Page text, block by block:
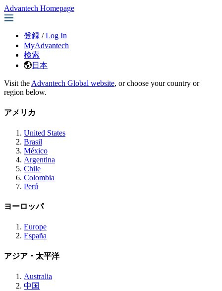
Advantech Homepage
登録 / Log In
MyAdvantech
検索
日本
Visit the Advantech Global website, or choose your country or
region below.
アメリカ
United States
Brasil
México
Argentina
Chile
Colombia
Perú
ヨーロッパ
Europe
España
アジア・太平洋
Australia
中国